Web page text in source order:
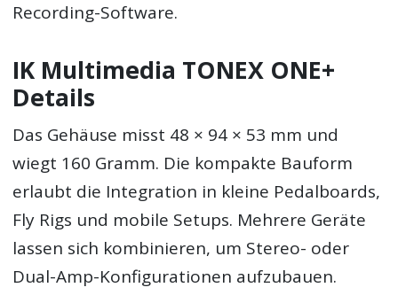
Recording-Software.
IK Multimedia TONEX ONE+
Details
Das Gehäuse misst 48 × 94 × 53 mm und
wiegt 160 Gramm. Die kompakte Bauform
erlaubt die Integration in kleine Pedalboards,
Fly Rigs und mobile Setups. Mehrere Geräte
lassen sich kombinieren, um Stereo- oder
Dual-Amp-Konfigurationen aufzubauen.